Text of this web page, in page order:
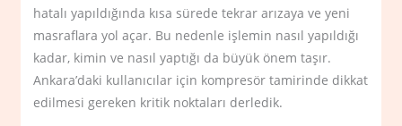
hatalı yapıldığında kısa sürede tekrar arızaya ve yeni
masraflara yol açar. Bu nedenle işlemin nasıl yapıldığı
kadar, kimin ve nasıl yaptığı da büyük önem taşır.
Ankara’daki kullanıcılar için kompresör tamirinde dikkat
edilmesi gereken kritik noktaları derledik.